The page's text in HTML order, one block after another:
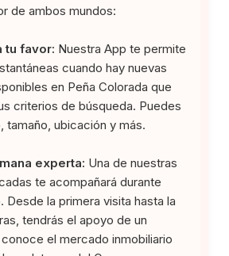
de ambos mundos:
tu favor: Nuestra App te permite
cuando hay nuevas
en Peña Colorada que
criterios de búsqueda. Puedes
tamaño, ubicación y más.
experta: Una de nuestras
te acompañará durante
la primera visita hasta la
tendrás el apoyo de un
el mercado inmobiliario